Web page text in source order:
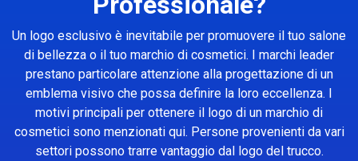
Un logo esclusivo è inevitabile per promuovere il tuo salone
di bellezza o il tuo marchio di cosmetici. I marchi leader
prestano particolare attenzione alla progettazione di un
emblema visivo che possa definire la loro eccellenza. I
motivi principali per ottenere il logo di un marchio di
cosmetici sono menzionati qui. Persone provenienti da vari
settori possono trarre vantaggio dal logo del trucco.